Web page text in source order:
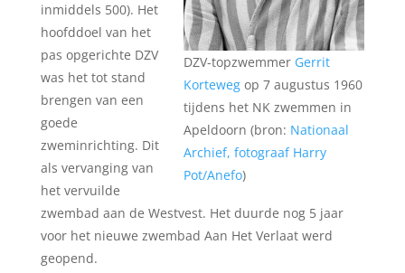
DZV-topzwemmer Gerrit
Korteweg op 7 augustus 1960
tijdens het NK zwemmen in
Apeldoorn (bron: Nationaal
Archief, fotograaf Harry
Pot/Anefo)
inmiddels 500). Het
hoofddoel van het
pas opgerichte DZV
was het tot stand
brengen van een
goede
zweminrichting. Dit
als vervanging van
het vervuilde
zwembad aan de Westvest. Het duurde nog 5 jaar
voor het nieuwe zwembad Aan Het Verlaat werd
geopend.